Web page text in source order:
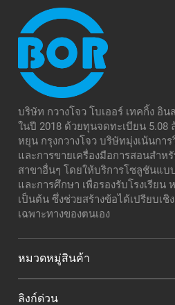
บริษัท กวางโจว โบเออร์ เทคกิ้ง อิ
ในปี 2018 ด้วยทุนจดทะเบียน 5.08
หยุน กรุงกวางโจว บริษัทมุ่งเน้นกา
และการขายเครื่องมือการสอนสำห
สาขาอื่นๆ โดยให้บริการโซลูชันแ
และการศึกษา เพื่อรองรับโรงเรียน
เป็นต้น ซึ่งช่วยสร้างข้อได้เปรียบเ
เฉพาะทางของตนเอง
หมวดหมู่สินค้า
ลิงก์ด่วน